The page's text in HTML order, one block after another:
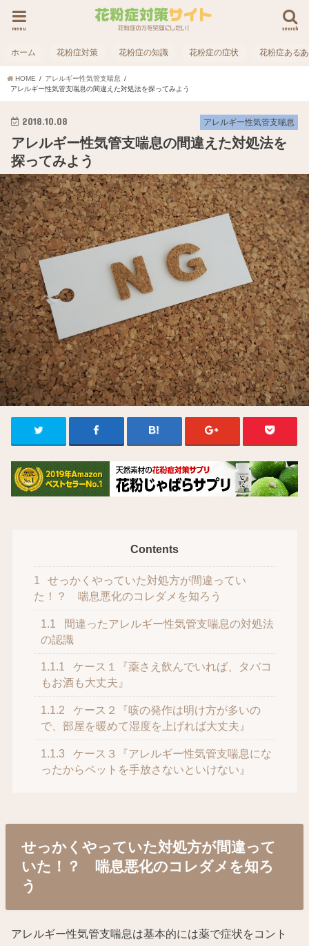
search
menu
ホーム 花粉症対策 花粉症の知識 花粉症の症状 花粉症ある
HOME
アレルギー性気管支喘息
アレルギー性気管支喘息の間違えた対処法を探ってみよう
アレルギー性気管支喘息
2018.10.08
アレルギー性気管支喘息の間違えた対処法を
探ってみよう
Contents
1
せっかくやっていた対処方が間違ってい
た！？ 喘息悪化のコレダメを知ろう
1.1
間違ったアレルギー性気管支喘息の対処法
の認識
1.1.1
ケース１『薬さえ飲んでいれば、タバコ
もお酒も大丈夫』
1.1.2
ケース２『咳の発作は明け方が多いの
で、部屋を暖めて湿度を上げれば大丈夫』
1.1.3
ケース３『アレルギー性気管支喘息にな
ったからペットを手放さないといけない』
せっかくやっていた対処方が間違って
いた！？ 喘息悪化のコレダメを知ろ
う
アレルギー性気管支喘息は基本的には薬で症状をコント